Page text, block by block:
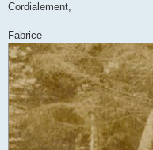
Cordialement,
Fabrice